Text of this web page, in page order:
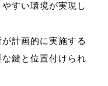
すい環境が実現し
計画的に実施する
鍵と位置付けられ